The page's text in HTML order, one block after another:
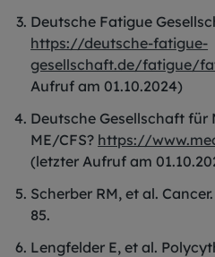
Deutsche Fatigue
https://deutsche-fatigue-
gesellschaft.de/fatigue/
Aufruf am 01.10.2024)
Deutsche Gesellschaft für
ME/CFS? https://
(letzter Aufruf am
Scherber RM, et al.
85.
Lengfelder E, et al.